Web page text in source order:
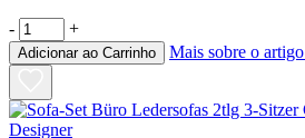
- +
Adicionar ao Carrinho Mais sobre o artigo